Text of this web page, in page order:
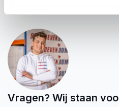
maken. De schroef is
platkop.
Voor gebruik in hardhout/
geadviseerd!
Spaanplaatschroeven
gebruikt en staan garant
Vragen? Wij staan